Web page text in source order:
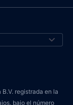
registrada en la
bajo el número